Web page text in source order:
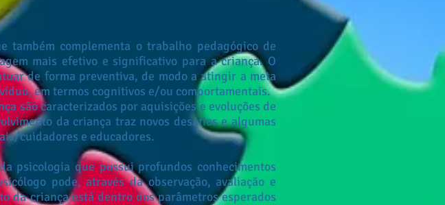
também complementa o trabalho pedagógico de
mais efetivo e significativo para a criança. O
de forma preventiva, de modo a atingir a meta
em termos cognitivos e/ou comportamentais.
são caracterizados por aquisições e evoluções de
da criança traz novos desafios e algumas
cuidadores e educadores.
psicologia que possui profundos conhecimentos
pode, através da observação, avaliação e
da criança está dentro dos parâmetros esperados